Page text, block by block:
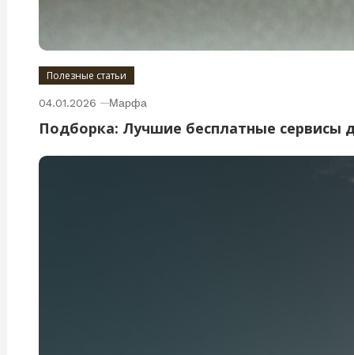
Полезные статьи
04.01.2026 Марфа
Подборка: Лучшие бесплатные сервисы